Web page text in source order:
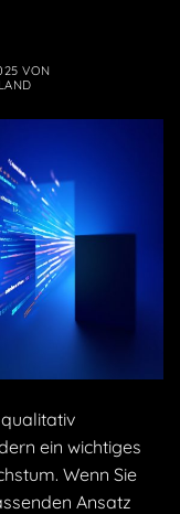
VON
ein wichtiges
Wenn Sie
Ansatz